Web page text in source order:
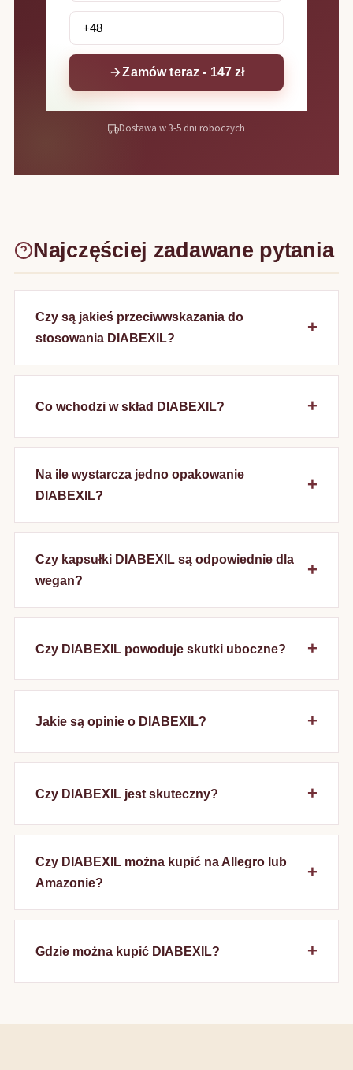
Zamów teraz - 147 zł
Dostawa w 3-5 dni roboczych
Najczęściej zadawane pytania
Czy są jakieś przeciwwskazania do
stosowania DIABEXIL?
Co wchodzi w skład DIABEXIL?
Na ile wystarcza jedno opakowanie
DIABEXIL?
Czy kapsułki DIABEXIL są odpowiednie dla
wegan?
Czy DIABEXIL powoduje skutki uboczne?
Jakie są opinie o DIABEXIL?
Czy DIABEXIL jest skuteczny?
Czy DIABEXIL można kupić na Allegro lub
Amazonie?
Gdzie można kupić DIABEXIL?